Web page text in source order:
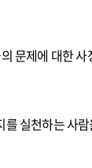
문제에 대한
실천하는 사